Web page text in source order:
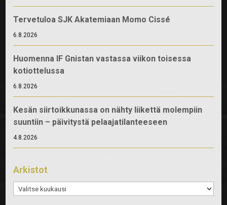
Tervetuloa SJK Akatemiaan Momo Cissé
6.8.2026
Huomenna IF Gnistan vastassa viikon toisessa
kotiottelussa
6.8.2026
Kesän siirtoikkunassa on nähty liikettä molempiin
suuntiin – päivitystä pelaajatilanteeseen
4.8.2026
Arkistot
Arkistot